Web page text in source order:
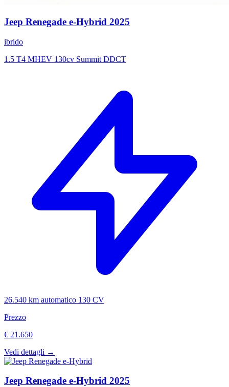
Jeep Renegade e-Hybrid 2025
ibrido
1.5 T4 MHEV 130cv Summit DDCT
26.540 km automatico 130 CV
Prezzo
€ 21.650
Vedi dettagli →
Jeep Renegade e-Hybrid 2025